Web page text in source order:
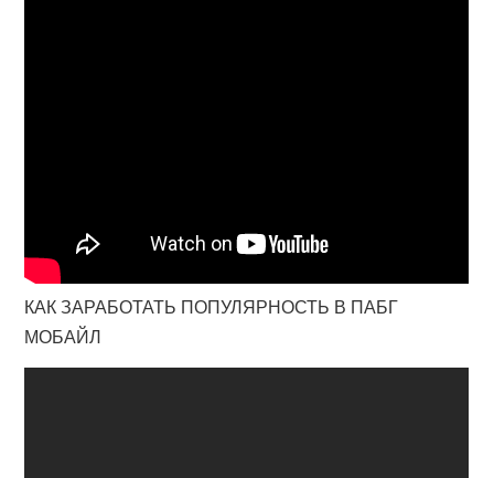
КАК ЗАРАБОТАТЬ ПОПУЛЯРНОСТЬ В ПАБГ
МОБАЙЛ